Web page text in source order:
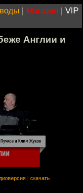
| Магазин | VIP
Англии и
скачать